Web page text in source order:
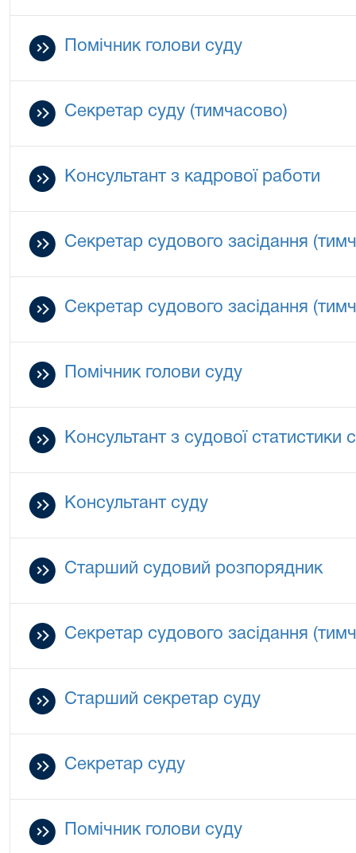
Помічник голови суду
Секретар суду (тимчасово)
Консультант з кадрової работи
Секретар судового засідання
Секретар судового засідання
Помічник голови суду
Консультант з судової статистики
Консультант суду
Старший судовий розпорядник
Секретар судового засідання
Старший секретар суду
Секретар суду
Помічник голови суду